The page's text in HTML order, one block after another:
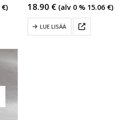
€)
18.90 € (alv 0 % 15.06 €)
LUE LISÄÄ